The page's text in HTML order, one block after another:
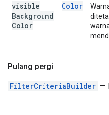
visible
Background
Color
Color
Pulang pergi
FilterCriteriaBuilder —